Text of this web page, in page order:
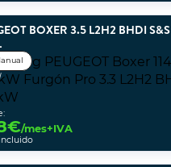
BOXER 3.5 L2H2 BHDI S&S
€/mes+IVA